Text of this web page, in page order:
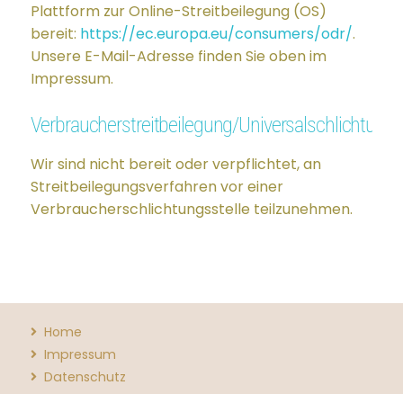
Plattform zur Online-Streitbeilegung (OS)
bereit: https://ec.europa.eu/consumers/odr/.
Unsere E-Mail-Adresse finden Sie oben im
Impressum.
Verbraucher­streit­beilegung/
Wir sind nicht bereit oder verpflichtet, an
Streitbeilegungsverfahren vor einer
Verbraucherschlichtungsstelle teilzunehmen.
Navigation
Home
Impressum
Datenschutz